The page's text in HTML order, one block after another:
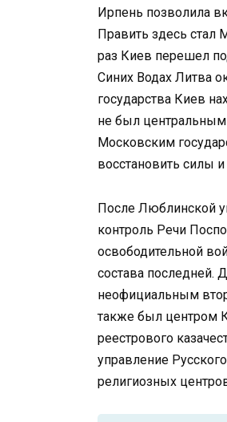
Ирпень позволила
Править здесь
раз Киев перешел
Синих Водах Литва
государства Киев
не был
Московским
восстановить силы
После Люблинской
контроль Речи
освободительной
состава последней.
неофициальным
также был центром
реестрового
управление
религиозных